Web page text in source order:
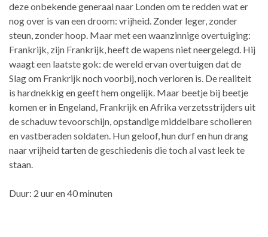
deze onbekende generaal naar Londen om te redden wat er
nog over is van een droom: vrijheid. Zonder leger, zonder
steun, zonder hoop. Maar met een waanzinnige overtuiging:
Frankrijk, zijn Frankrijk, heeft de wapens niet neergelegd. Hij
waagt een laatste gok: de wereld ervan overtuigen dat de
Slag om Frankrijk noch voorbij, noch verloren is. De realiteit
is hardnekkig en geeft hem ongelijk. Maar beetje bij beetje
komen er in Engeland, Frankrijk en Afrika verzetsstrijders uit
de schaduw tevoorschijn, opstandige middelbare scholieren
en vastberaden soldaten. Hun geloof, hun durf en hun drang
naar vrijheid tarten de geschiedenis die toch al vast leek te
staan.
Duur: 2 uur en 40 minuten